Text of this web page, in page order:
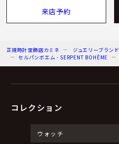
来店予約
正規時計宝飾店カミネ ジュエリーブランド
セルパンボエム - SERPENT BOHÈME
コレクション
ウォッチ